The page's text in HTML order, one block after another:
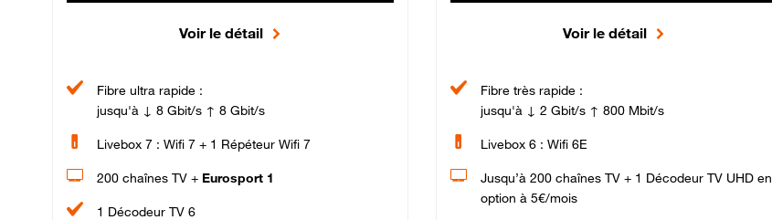
Voir le détail
Fibre ultra rapide :
jusqu'à ↓ 8 Gbit/s ↑ 8 Gbit/s
Livebox 7 : Wifi 7 + 1 Répéteur Wifi 7
200 chaînes TV + Eurosport 1
1 Décodeur TV 6
Voir le détail
Fibre très rapide :
jusqu'à ↓ 2 Gbit/s ↑ 800 Mbit/s
Livebox 6 : Wifi 6E
Jusqu’à 200 chaînes TV + 1 Décodeur TV UHD en
option à 5€/mois